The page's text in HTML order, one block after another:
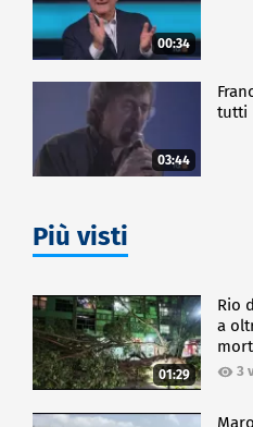
00:34
03:44
tutti
Più visti
01:29
Rio
a
3